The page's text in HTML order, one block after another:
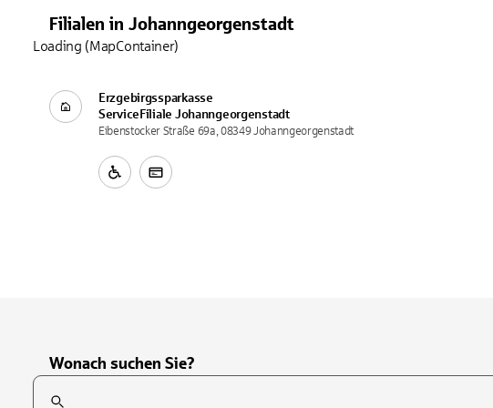
Filialen in Johanngeorgenstadt
Erzgebirgssparkasse
ServiceFiliale Johanngeorgenstadt
Eibenstocker Straße 69a, 08349 Johanngeorgenstadt
Loading (MapContainer)
Wonach suchen Sie?
Suchfeld